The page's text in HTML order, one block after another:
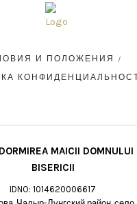
И ПОЛОЖЕНИЯ
MAICII DOMNULUI
BISERICII
IDNO: 1014620006617